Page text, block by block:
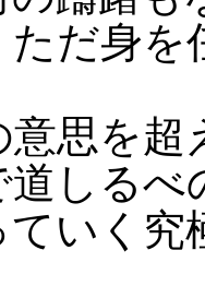
ただ身を
意思を
道しる
ていく究